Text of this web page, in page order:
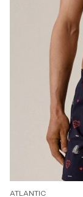
PRODUCENT
ATLANTIC